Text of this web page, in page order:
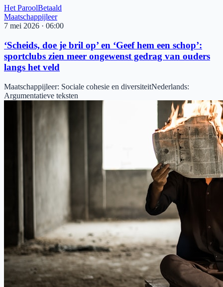
Het ParoolBetaald
Maatschappijleer
7 mei 2026 · 06:00
‘Scheids, doe je bril op’ en ‘Geef hem een schop’:
sportclubs zien meer ongewenst gedrag van ouders
langs het veld
Maatschappijleer: Sociale cohesie en diversiteitNederlands:
Argumentatieve teksten